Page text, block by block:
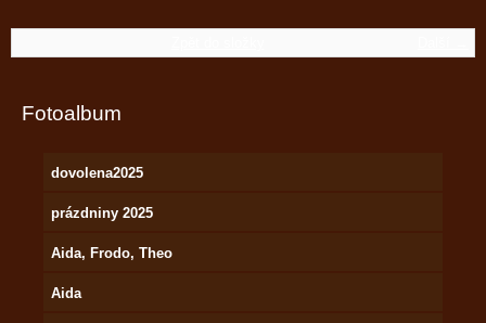
Fotoalbum
dovolena2025
prázdniny 2025
Aida, Frodo, Theo
Aida